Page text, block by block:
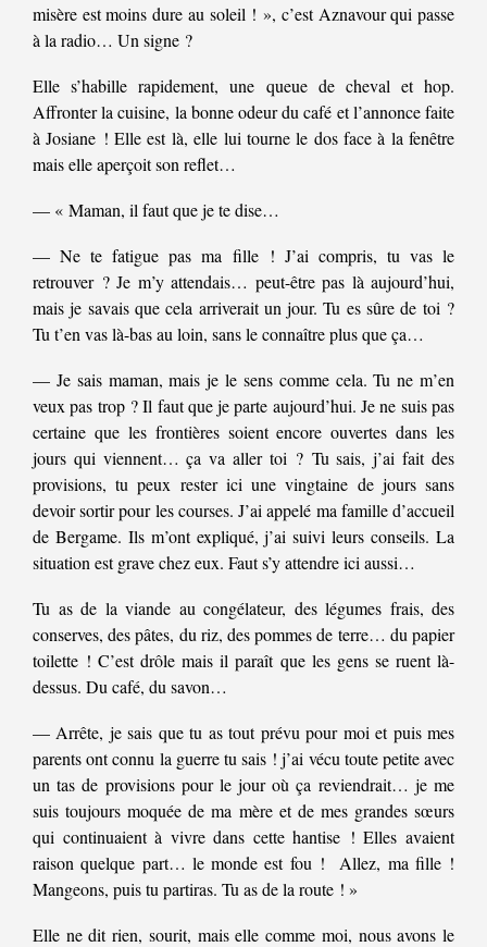
misère est moins dure au soleil ! », c’est Aznavour qui passe
à la radio… Un signe ?
Elle s’habille rapidement, une queue de cheval et hop.
Affronter la cuisine, la bonne odeur du café et l’annonce faite
à Josiane ! Elle est là, elle lui tourne le dos face à la fenêtre
mais elle aperçoit son reflet…
— « Maman, il faut que je te dise…
— Ne te fatigue pas ma fille ! J’ai compris, tu vas le
retrouver ? Je m’y attendais… peut-être pas là aujourd’hui,
mais je savais que cela arriverait un jour. Tu es sûre de toi ?
Tu t’en vas là-bas au loin, sans le connaître plus que ça…
— Je sais maman, mais je le sens comme cela. Tu ne m’en
veux pas trop ? Il faut que je parte aujourd’hui. Je ne suis pas
certaine que les frontières soient encore ouvertes dans les
jours qui viennent… ça va aller toi ? Tu sais, j’ai fait des
provisions, tu peux rester ici une vingtaine de jours sans
devoir sortir pour les courses. J’ai appelé ma famille d’accueil
de Bergame. Ils m’ont expliqué, j’ai suivi leurs conseils. La
situation est grave chez eux. Faut s’y attendre ici aussi…
Tu as de la viande au congélateur, des légumes frais, des
conserves, des pâtes, du riz, des pommes de terre… du papier
toilette ! C’est drôle mais il paraît que les gens se ruent là-
dessus. Du café, du savon…
— Arrête, je sais que tu as tout prévu pour moi et puis mes
parents ont connu la guerre tu sais ! j’ai vécu toute petite avec
un tas de provisions pour le jour où ça reviendrait… je me
suis toujours moquée de ma mère et de mes grandes sœurs
qui continuaient à vivre dans cette hantise ! Elles avaient
raison quelque part… le monde est fou ! Allez, ma fille !
Mangeons, puis tu partiras. Tu as de la route ! »
Elle ne dit rien, sourit, mais elle comme moi, nous avons le